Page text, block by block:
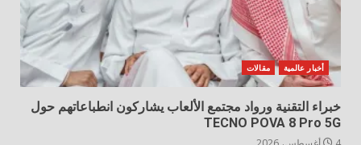
أخبار عالمية مقالات
خبراء التقنية ورواد مجتمع الألعاب يشاركون انطباعاتهم حول
TECNO POVA 8 Pro 5G